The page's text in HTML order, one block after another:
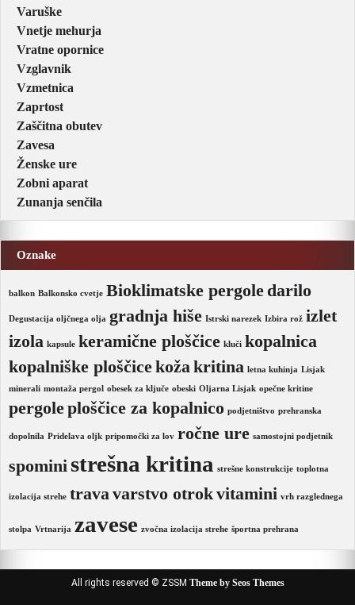
Varuške
Vnetje mehurja
Vratne opornice
Vzglavnik
Vzmetnica
Zaprtost
Zaščitna obutev
Zavesa
Ženske ure
Zobni aparat
Zunanja senčila
Oznake
balkon Balkonsko cvetje Bioklimatske pergole darilo
Degustacija oljčnega olja gradnja hiše Istrski narezek Izbira rož izlet
izola kapsule keramične ploščice kluči kopalnica
kopalniške ploščicekožakritina letna kuhinja Lisjak
minerali montaža pergol obesek za ključe obeski Oljarna Lisjak opečne kritine
pergoleploščice za kopalnico podjetništvo prehranska
dopolnila Pridelava oljk pripomočki za lov ročne ure samostojni podjetnik
spomini strešna kritina strešne konstrukcije toplotna
izolacija strehe travavarstvo otrokvitamini vrh razglednega
stolpa Vrtnarija zavese zvočna izolacija strehe športna prehrana
All rights reserved © ZSSM Theme by Seos Themes